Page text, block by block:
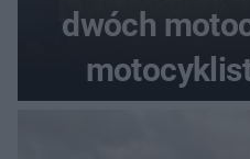
dwóch